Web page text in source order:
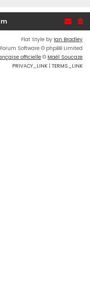
Flat Style by Ian Bradley
Software © phpBB Limited
officielle© Maël Soucaze
PRIVACY_LINK | TERMS_LINK